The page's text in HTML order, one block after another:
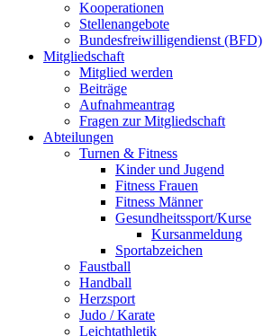
Kooperationen
Stellenangebote
Bundesfreiwilligendienst (BFD)
Mitgliedschaft
Mitglied werden
Beiträge
Aufnahmeantrag
Fragen zur Mitgliedschaft
Abteilungen
Turnen & Fitness
Kinder und Jugend
Fitness Frauen
Fitness Männer
Gesundheitssport/Kurse
Kursanmeldung
Sportabzeichen
Faustball
Handball
Herzsport
Judo / Karate
Leichtathletik